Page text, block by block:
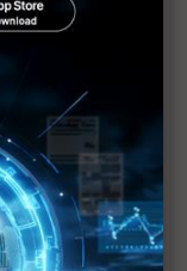
大秀液冷黑科
展後商機持
來大躍進